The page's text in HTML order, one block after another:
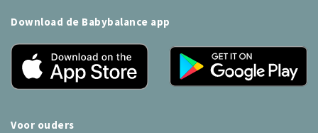
Download de Babybalance app
Voor ouders